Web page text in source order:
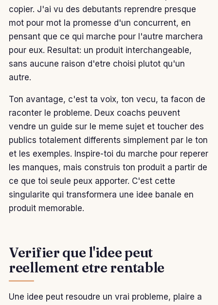
copier. J'ai vu des debutants reprendre presque
mot pour mot la promesse d'un concurrent, en
pensant que ce qui marche pour l'autre marchera
pour eux. Resultat: un produit interchangeable,
sans aucune raison d'etre choisi plutot qu'un
autre.
Ton avantage, c'est ta voix, ton vecu, ta facon de
raconter le probleme. Deux coachs peuvent
vendre un guide sur le meme sujet et toucher des
publics totalement differents simplement par le ton
et les exemples. Inspire-toi du marche pour reperer
les manques, mais construis ton produit a partir de
ce que toi seule peux apporter. C'est cette
singularite qui transformera une idee banale en
produit memorable.
Verifier que l'idee peut
reellement etre rentable
Une idee peut resoudre un vrai probleme, plaire a